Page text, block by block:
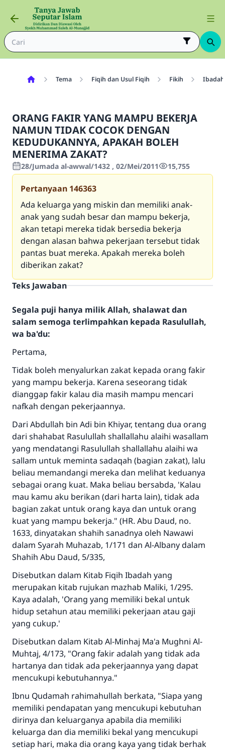
Tema Fiqih dan Usul Fiqih Fikih
ORANG FAKIR YANG MAMPU BEKERJA
NAMUN TIDAK COCOK DENGAN
KEDUDUKANNYA, APAKAH BOLEH
MENERIMA ZAKAT?
28/Jumada al-awwal/1432 , 02/Mei/2011 15,755
Pertanyaan 146363
Ada keluarga yang miskin dan memiliki anak-
anak yang sudah besar dan mampu bekerja,
akan tetapi mereka tidak bersedia bekerja
dengan alasan bahwa pekerjaan tersebut tidak
pantas buat mereka. Apakah mereka boleh
diberikan zakat?
Teks Jawaban
Segala puji hanya milik Allah, shalawat dan
salam semoga terlimpahkan kepada Rasulullah,
wa ba'du:
Pertama,
Tidak boleh menyalurkan zakat kepada orang fakir
yang mampu bekerja. Karena seseorang tidak
dianggap fakir kalau dia masih mampu mencari
nafkah dengan pekerjaannya.
Dari Abdullah bin Adi bin Khiyar, tentang dua orang
dari shahabat Rasulullah shallallahu alaihi wasallam
yang mendatangi Rasulullah shallallahu alaihi wa
sallam untuk meminta sadaqah (bagian zakat), lalu
beliau memandangi mereka dan melihat keduanya
sebagai orang kuat. Maka beliau bersabda, 'Kalau
mau kamu aku berikan (dari harta lain), tidak ada
bagian zakat untuk orang kaya dan untuk orang
kuat yang mampu bekerja." (HR. Abu Daud, no.
1633, dinyatakan shahih sanadnya oleh Nawawi
dalam Syarah Muhazab, 1/171 dan Al-Albany dalam
Shahih Abu Daud, 5/335,
Disebutkan dalam Kitab Fiqih Ibadah yang
merupakan kitab rujukan mazhab Maliki, 1/295.
Kaya adalah, 'Orang yang memiliki bekal untuk
hidup setahun atau memiliki pekerjaan atau gaji
yang cukup.'
Disebutkan dalam Kitab Al-Minhaj Ma'a Mughni Al-
Muhtaj, 4/173, "Orang fakir adalah yang tidak ada
hartanya dan tidak ada pekerjaannya yang dapat
mencukupi kebutuhannya."
Ibnu Qudamah rahimahullah berkata, "Siapa yang
memiliki pendapatan yang mencukupi kebutuhan
dirinya dan keluarganya apabila dia memiliki
keluarga dan dia memiliki bekal yang mencukupi
setiap hari, maka dia orang kaya yang tidak berhak